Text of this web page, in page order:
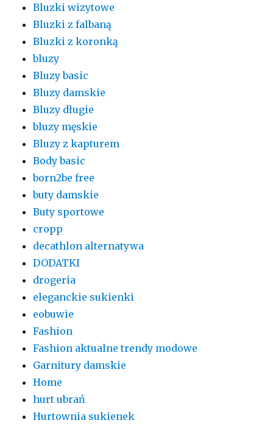
Bluzki wizytowe
Bluzki z falbaną
Bluzki z koronką
bluzy
Bluzy basic
Bluzy damskie
Bluzy długie
bluzy męskie
Bluzy z kapturem
Body basic
born2be free
buty damskie
Buty sportowe
cropp
decathlon alternatywa
DODATKI
drogeria
eleganckie sukienki
eobuwie
Fashion
Fashion aktualne trendy modowe
Garnitury damskie
Home
hurt ubrań
Hurtownia sukienek